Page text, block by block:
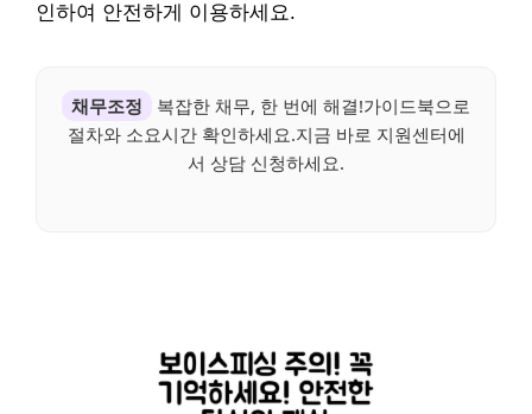
인하여 안전하게 이용하세요.
채무조정
복잡한 채무, 한 번에 해결!가이드북으로
절차와 소요시간 확인하세요.지금 바로 지원센터에
서 상담 신청하세요.